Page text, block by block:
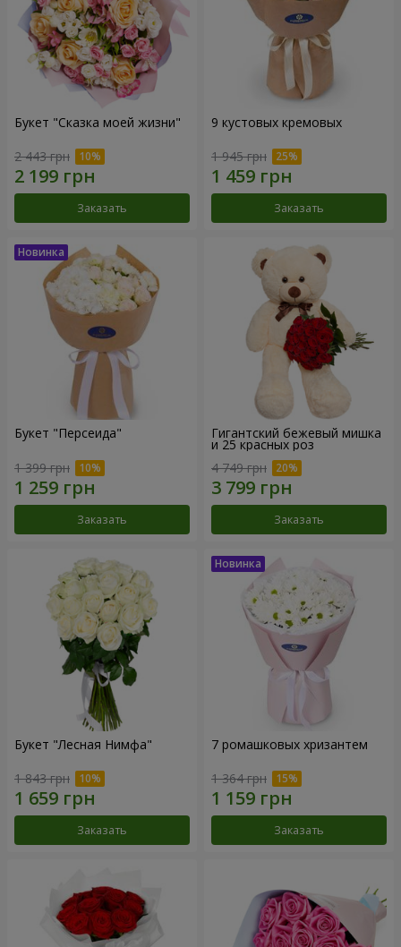
Букет "Сказка моей жизни"
2 443 грн
Заказать
9 кустовых кремовых
1 945 грн
Заказать
Букет "Персеида"
1 399 грн
Заказать
Гигантский бежевый мишка
и 25 красных роз
4 749 грн
Заказать
Букет "Лесная Нимфа"
1 843 грн
Заказать
7 ромашковых хризантем
1 364 грн
Заказать